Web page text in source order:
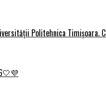
Politehnica